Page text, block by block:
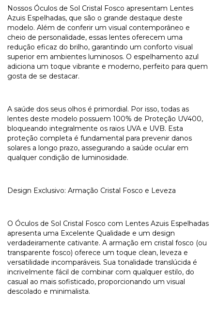
Nossos Óculos de Sol Cristal Fosco apresentam Lentes
Azuis Espelhadas, que são o grande destaque deste
modelo. Além de conferir um visual contemporâneo e
cheio de personalidade, essas lentes oferecem uma
redução eficaz do brilho, garantindo um conforto visual
superior em ambientes luminosos. O espelhamento azul
adiciona um toque vibrante e moderno, perfeito para quem
gosta de se destacar.
A saúde dos seus olhos é primordial. Por isso, todas as
lentes deste modelo possuem 100% de Proteção UV400,
bloqueando integralmente os raios UVA e UVB. Esta
proteção completa é fundamental para prevenir danos
solares a longo prazo, assegurando a saúde ocular em
qualquer condição de luminosidade.
Design Exclusivo: Armação Cristal Fosco e Leveza
O Óculos de Sol Cristal Fosco com Lentes Azuis Espelhadas
apresenta uma Excelente Qualidade e um design
verdadeiramente cativante. A armação em cristal fosco (ou
transparente fosco) oferece um toque clean, leveza e
versatilidade incomparáveis. Sua tonalidade translúcida é
incrivelmente fácil de combinar com qualquer estilo, do
casual ao mais sofisticado, proporcionando um visual
descolado e minimalista.